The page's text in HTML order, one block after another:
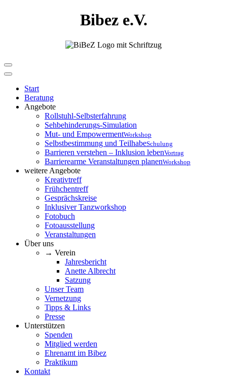
Bibez e.V.
Start
Beratung
Angebote
Rollstuhl-Selbsterfahrung
Sehbehinderungs-Simulation
Mut- und EmpowermentWorkshop
Selbstbestimmung und TeilhabeSchulung
Barrieren verstehen – Inklusion lebenVortrag
Barrierearme Veranstaltungen planenWorkshop
weitere Angebote
Kreativtreff
Frühchentreff
Gesprächskreise
Inklusiver Tanzworkshop
Fotobuch
Fotoausstellung
Veranstaltungen
Über uns
→ Verein
Jahresbericht
Anette Albrecht
Satzung
Unser Team
Vernetzung
Tipps & Links
Presse
Unterstützen
Spenden
Mitglied werden
Ehrenamt im Bibez
Praktikum
Kontakt